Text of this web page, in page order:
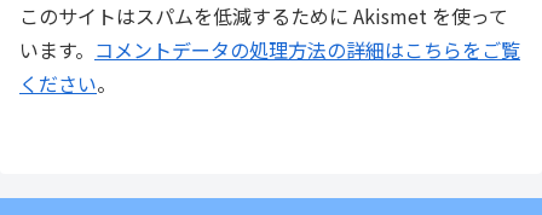
このサイトはスパムを低減するために Akismet を使って
います。 コメントデータの処理方法の詳細はこちらをご覧
ください。